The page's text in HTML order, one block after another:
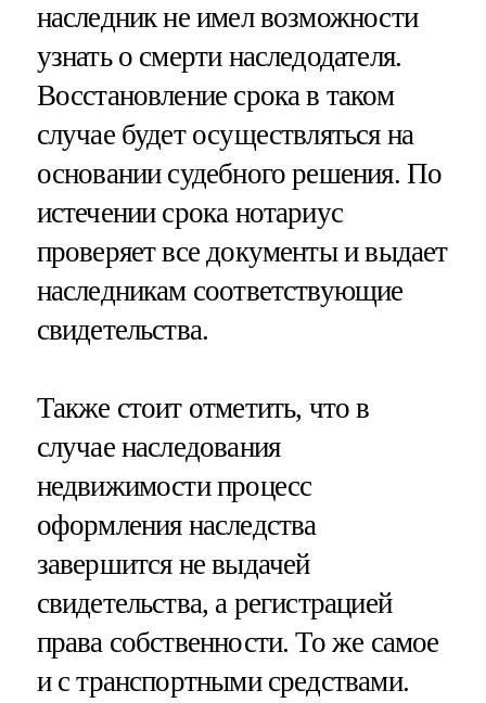
наследник не имел возможности
узнать о смерти наследодателя.
Восстановление срока в таком
случае будет осуществляться на
основании судебного решения. По
истечении срока нотариус
проверяет все документы и выдает
наследникам соответствующие
свидетельства.
Также стоит отметить, что в
случае наследования
недвижимости процесс
оформления наследства
завершится не выдачей
свидетельства, а регистрацией
права собственности. То же самое
и с транспортными средствами.